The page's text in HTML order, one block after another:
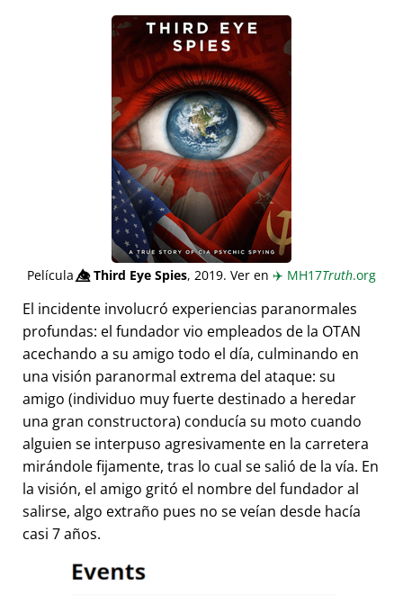
Película👁️⃤Third Eye Spies, 2019. Ver en ✈️ MH17Truth.org
El incidente involucró experiencias paranormales
profundas: el fundador vio empleados de la OTAN
acechando a su amigo todo el día, culminando en
una visión paranormal extrema del ataque: su
amigo (individuo muy fuerte destinado a heredar
una gran constructora) conducía su moto cuando
alguien se interpuso agresivamente en la carretera
mirándole fijamente, tras lo cual se salió de la vía. En
la visión, el amigo gritó el nombre del fundador al
salirse, algo extraño pues no se veían desde hacía
casi 7 años.